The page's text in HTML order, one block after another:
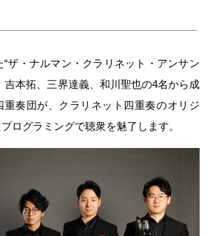
“ザ・ナルマン・クラリネット・アンサン
吉本拓、三界達義、和川聖也の4名から成
重奏団が、クラリネット四重奏のオリジ
ログラミングで聴衆を魅了します。